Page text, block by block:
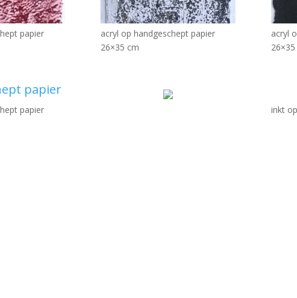
papier
acryl op handgeschept papier
26×35 cm
acryl
papier
inkt